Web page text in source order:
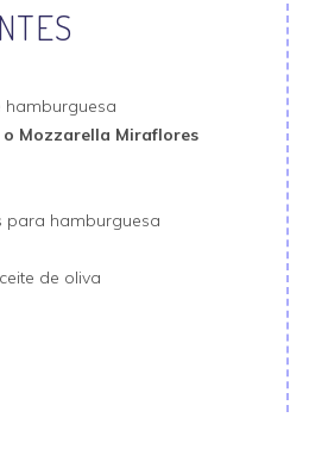
hamburguesa
o Mozzarella Miraflores
para hamburguesa
de oliva